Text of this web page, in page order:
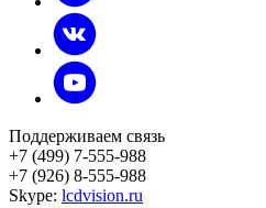
Поддерживаем связь
+7 (499) 7-555-988
+7 (926) 8-555-988
Skype: lcdvision.ru